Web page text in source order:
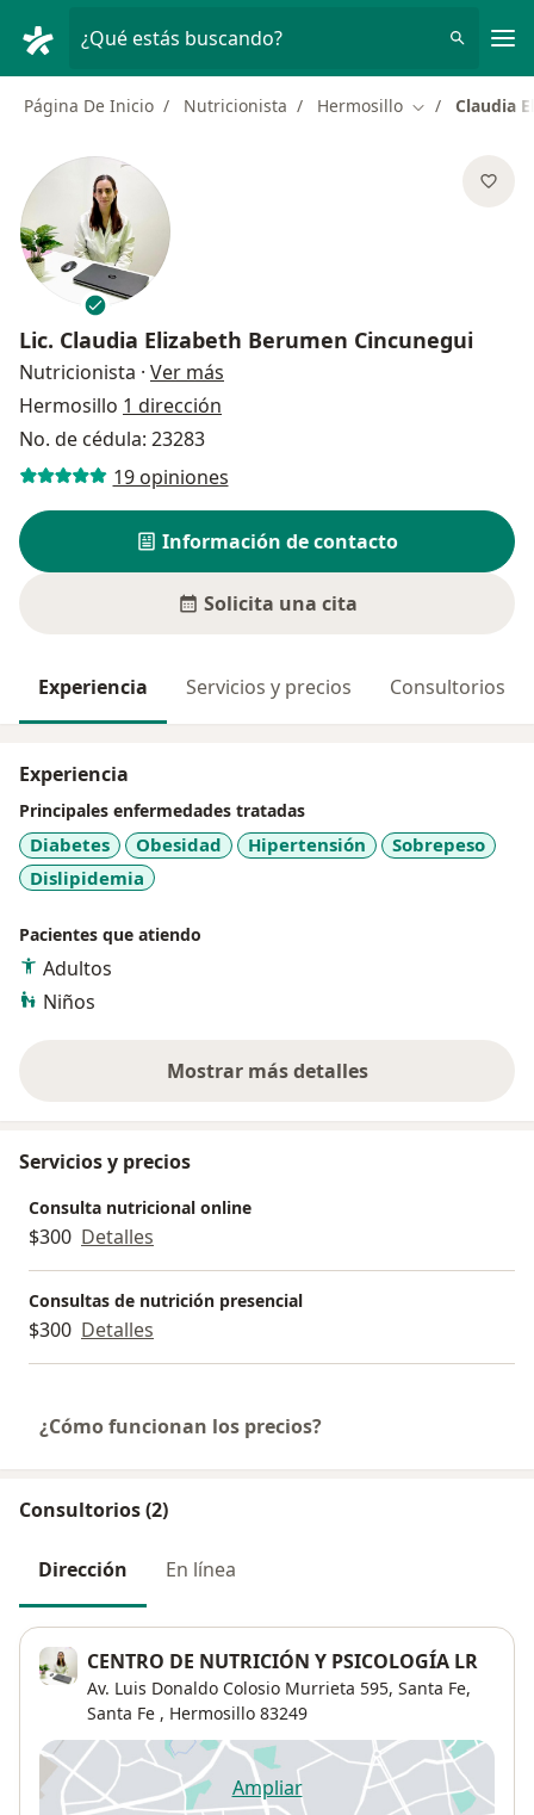
¿Qué estás buscando?
Página De Inicio Nutricionista Hermosillo Cambiar de
Claudia
Lic. Claudia Elizabeth Berumen Cincunegui
Nutricionista · Ver más
Hermosillo 1 dirección
No. de cédula: 23283
19 opiniones
Información de contacto
Solicita una cita
Experiencia Servicios y precios Consultorios
Experiencia
Principales enfermedades tratadas
Diabetes Obesidad Hipertensión
Sobrepeso
Dislipidemia
Pacientes que atiendo
Adultos
Niños
Mostrar más detalles
sobre la experiencia
Servicios y precios
Consulta nutricional online
$300 Detalles
Consultas de nutrición presencial
$300 Detalles
¿Cómo funcionan los precios?
Consultorios (2)
Dirección En línea
CENTRO DE NUTRICIÓN Y PSICOLOGÍA LR
Av. Luis Donaldo Colosio Murrieta 595, Santa Fe,
Santa Fe , Hermosillo 83249
Ampliarse abre en una nueva